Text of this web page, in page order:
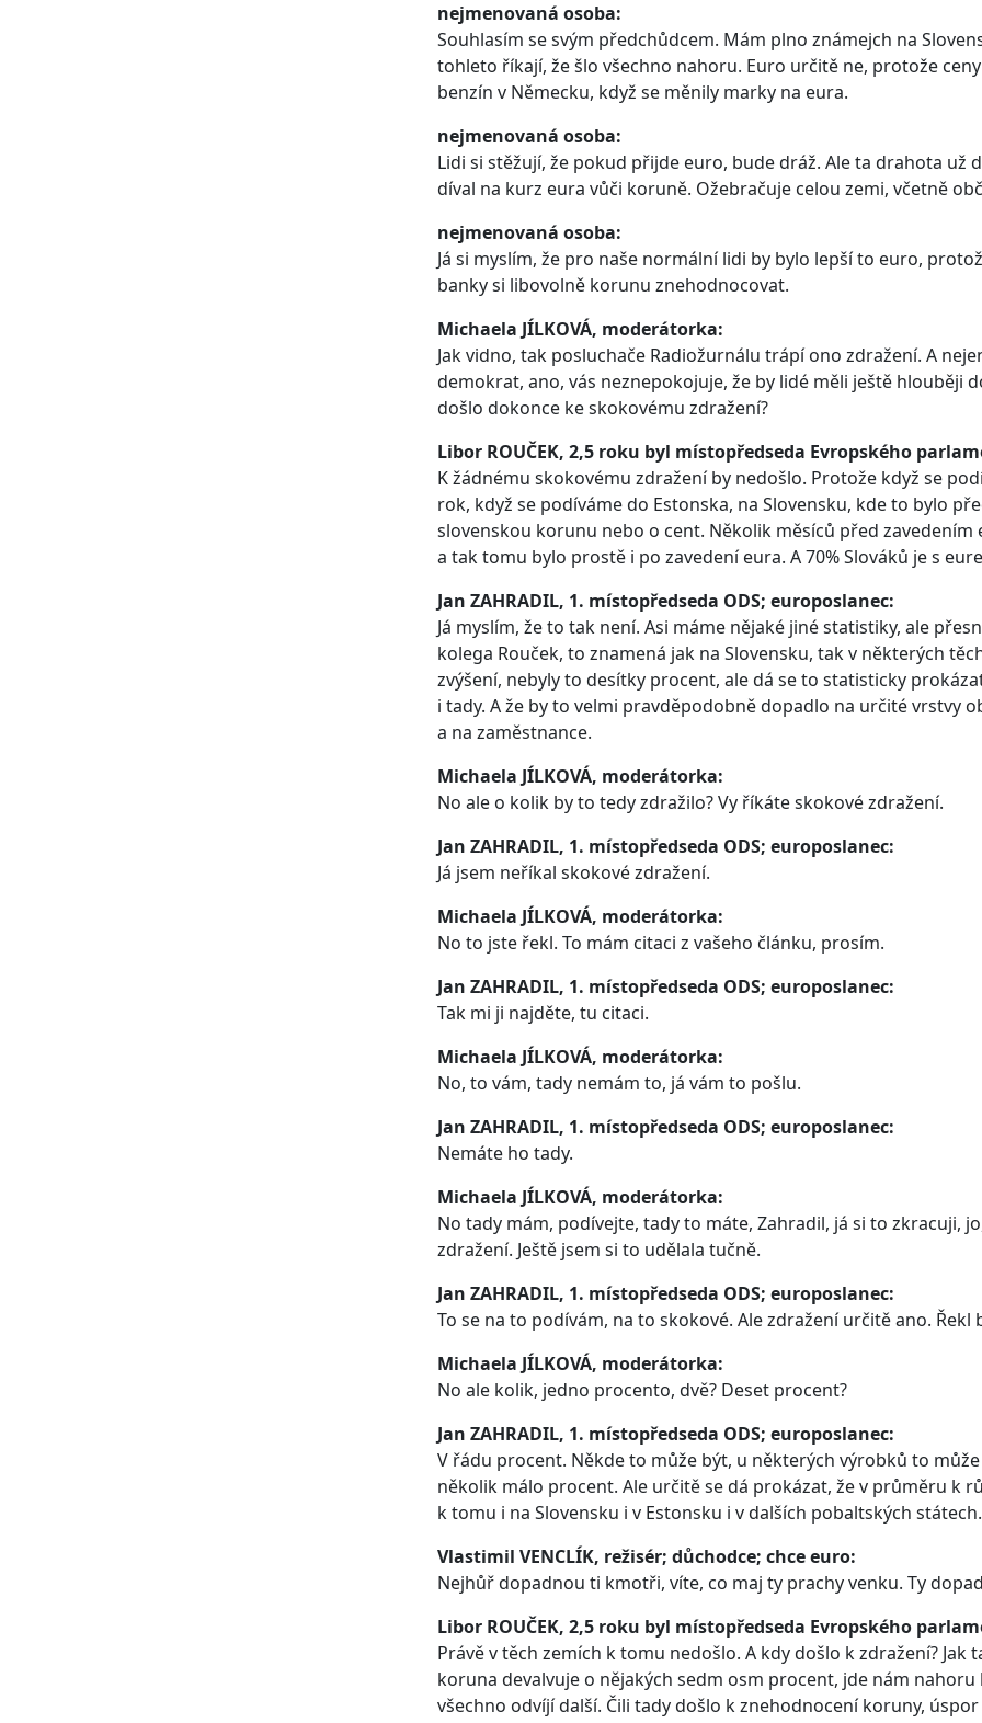
nejmenovaná osoba:
Souhlasím se svým předchůdcem. Mám plno známejch na
tohleto říkají, že šlo všechno nahoru. Euro určitě ne, protože
benzín v Německu, když se měnily marky na eura.
nejmenovaná osoba:
Lidi si stěžují, že pokud přijde euro, bude dráž. Ale ta drahota už
díval na kurz eura vůči koruně. Ožebračuje celou zemi, včetně
nejmenovaná osoba:
Já si myslím, že pro naše normální lidi by bylo lepší to euro,
banky si libovolně korunu znehodnocovat.
Michaela JÍLKOVÁ, moderátorka:
Jak vidno, tak posluchače Radiožurnálu trápí ono zdražení. A
demokrat, ano, vás neznepokojuje, že by lidé měli ještě hlouběji
došlo dokonce ke skokovému zdražení?
Libor ROUČEK, 2,5 roku byl místopředseda Evropského
K žádnému skokovému zdražení by nedošlo. Protože když se
rok, když se podíváme do Estonska, na Slovensku, kde to bylo
slovenskou korunu nebo o cent. Několik měsíců před
a tak tomu bylo prostě i po zavedení eura. A 70% Slováků je s
Jan ZAHRADIL, 1. místopředseda ODS; europoslanec:
Já myslím, že to tak není. Asi máme nějaké jiné statistiky, ale
kolega Rouček, to znamená jak na Slovensku, tak v některých
zvýšení, nebyly to desítky procent, ale dá se to statisticky
i tady. A že by to velmi pravděpodobně dopadlo na určité vrstvy
a na zaměstnance.
Michaela JÍLKOVÁ, moderátorka:
No ale o kolik by to tedy zdražilo? Vy říkáte skokové zdražení.
Jan ZAHRADIL, 1. místopředseda ODS; europoslanec:
Já jsem neříkal skokové zdražení.
Michaela JÍLKOVÁ, moderátorka:
No to jste řekl. To mám citaci z vašeho článku, prosím.
Jan ZAHRADIL, 1. místopředseda ODS; europoslanec:
Tak mi ji najděte, tu citaci.
Michaela JÍLKOVÁ, moderátorka:
No, to vám, tady nemám to, já vám to pošlu.
Jan ZAHRADIL, 1. místopředseda ODS; europoslanec:
Nemáte ho tady.
Michaela JÍLKOVÁ, moderátorka:
No tady mám, podívejte, tady to máte, Zahradil, já si to zkracuji,
zdražení. Ještě jsem si to udělala tučně.
Jan ZAHRADIL, 1. místopředseda ODS; europoslanec:
To se na to podívám, na to skokové. Ale zdražení určitě ano.
Michaela JÍLKOVÁ, moderátorka:
No ale kolik, jedno procento, dvě? Deset procent?
Jan ZAHRADIL, 1. místopředseda ODS; europoslanec:
V řádu procent. Někde to může být, u některých výrobků to
několik málo procent. Ale určitě se dá prokázat, že v průměru k
k tomu i na Slovensku i v Estonsku i v dalších pobaltských
Vlastimil VENCLÍK, režisér; důchodce; chce euro:
Nejhůř dopadnou ti kmotři, víte, co maj ty prachy venku. Ty
Libor ROUČEK, 2,5 roku byl místopředseda Evropského
Právě v těch zemích k tomu nedošlo. A kdy došlo k zdražení? Jak
koruna devalvuje o nějakých sedm osm procent, jde nám
všechno odvíjí další. Čili tady došlo k znehodnocení koruny,